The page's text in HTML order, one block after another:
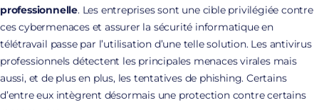
professionnelle. Les entreprises sont une cible privilégiée contre
ces cybermenaces et assurer la sécurité informatique en
télétravail passe par l’utilisation d’une telle solution. Les antivirus
professionnels détectent les principales menaces virales mais
aussi, et de plus en plus, les tentatives de phishing. Certains
d’entre eux intègrent désormais une protection contre certains